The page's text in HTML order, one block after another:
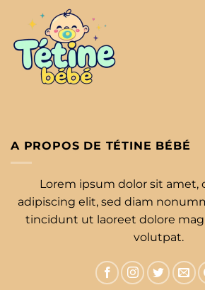
A PROPOS DE TÉTINE BÉBÉ
Lorem ipsum dolor sit amet,
adipiscing elit, sed diam
tincidunt ut laoreet dolore
volutpat.